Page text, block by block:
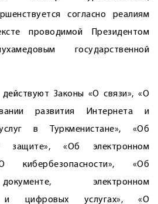
согласно реалиям
проводимой Президентом
государственной
действуют Законы «О связи», «О
развития Интернета и
в Туркменистане», «Об
«Об электронном
кибербезопасности», «Об
электронном
и цифровых услугах», «О